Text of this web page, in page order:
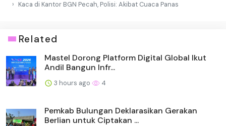
Kaca di Kantor BGN Pecah, Polisi: Akibat Cuaca Panas
Related
Mastel Dorong Platform Digital Global Ikut
Andil Bangun Infr...
3 hours ago 4
Pemkab Bulungan Deklarasikan Gerakan
Berlian untuk Ciptakan ...